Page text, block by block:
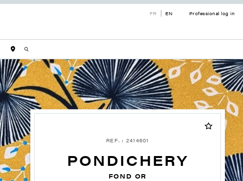
FR EN Professional log in
REF. : 2414601
PONDICHERY
FOND OR